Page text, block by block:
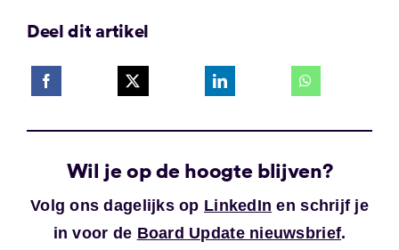
Deel dit artikel
Wil je op de hoogte blijven?
Volg ons dagelijks op LinkedIn en schrijf je
in voor de Board Update nieuwsbrief.